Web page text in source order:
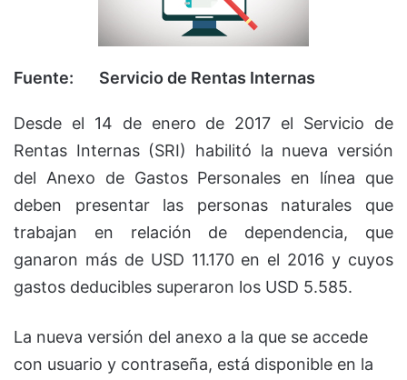
Fuente: Servicio de Rentas Internas
Desde el 14 de enero de 2017 el Servicio de
Rentas Internas (SRI) habilitó la nueva versión
del Anexo de Gastos Personales en línea que
deben presentar las personas naturales que
trabajan en relación de dependencia, que
ganaron más de USD 11.170 en el 2016 y cuyos
gastos deducibles superaron los USD 5.585.
La nueva versión del anexo a la que se accede
con usuario y contraseña, está disponible en la